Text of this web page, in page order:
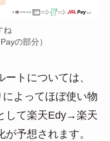
ね
の部分）
トについては、
よってほぼ使い物
して楽天Edy→楽天
予想されます。